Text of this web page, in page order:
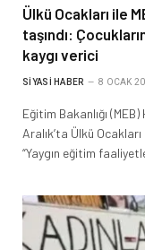
Ülkü Ocakları ile
taşındı:
kaygı verici
SIYASI HABER 8 OCAK
Eğitim Bakanlığı
Aralık’ta Ülkü
“Yaygın eğitim